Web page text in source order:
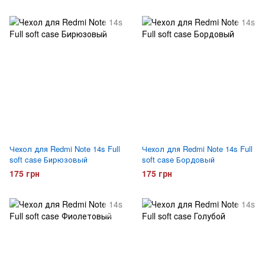
Чехол для Redmi Note 14s Full
soft case Бирюзовый
175 грн
Чехол для Redmi Note 14s Full
soft case Бордовый
175 грн